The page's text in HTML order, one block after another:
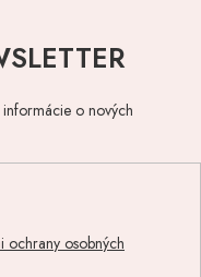
o nových
ochrany osobných